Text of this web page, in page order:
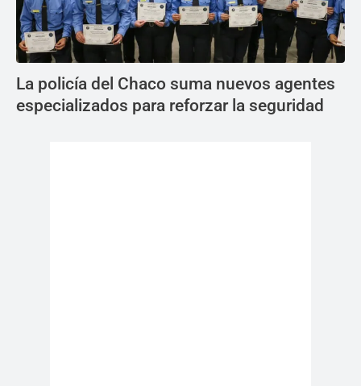
La policía del Chaco suma nuevos agentes
especializados para reforzar la seguridad